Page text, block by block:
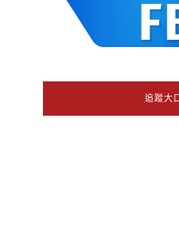
追蹤大